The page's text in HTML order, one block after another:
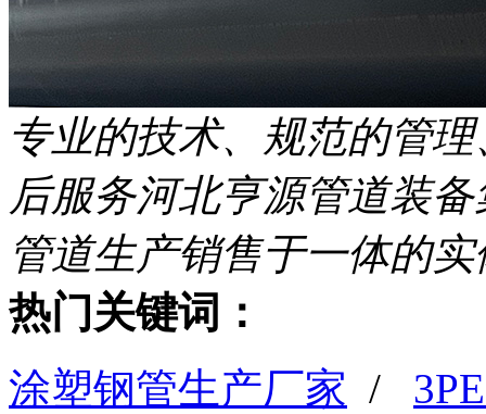
专业的技术、规范的管
后服务河北亨源管道装
管道生产销售于一体的
热门关键词：
涂塑钢管生产厂家 /